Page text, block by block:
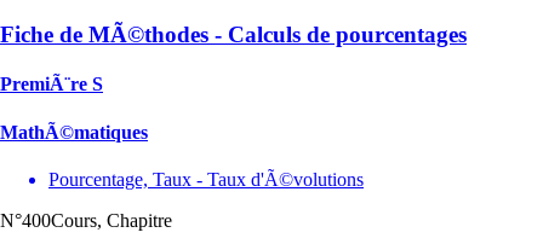
Fiche de MÃ©thodes - Calculs de pourcentages
PremiÃ¨re S
MathÃ©matiques
Pourcentage, Taux - Taux d'Ã©volutions
N°400Cours, Chapitre